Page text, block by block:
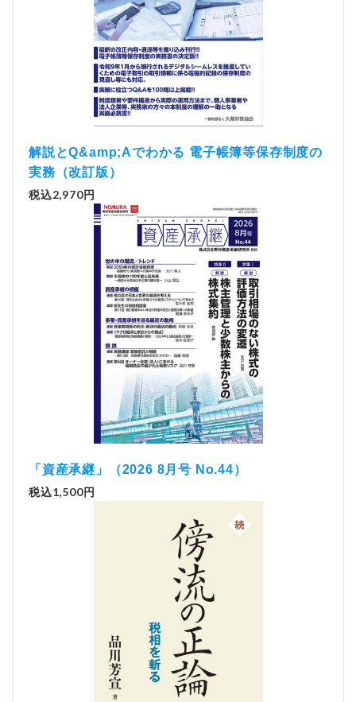
解説とQ&amp;Aでわかる 電子帳簿等保存制度の
実務（改訂版）
税込2,970円
「資産承継」（2026 8月号 No.44）
税込1,500円